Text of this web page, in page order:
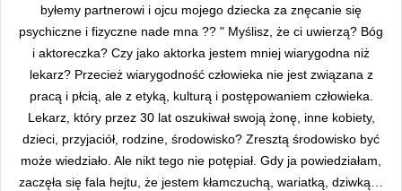
byłemy partnerowi i ojcu mojego dziecka za znęcanie się
psychiczne i fizyczne nade mna ?? " Myślisz, że ci uwierzą? Bóg
i aktoreczka? Czy jako aktorka jestem mniej wiarygodna niż
lekarz? Przecież wiarygodność człowieka nie jest związana z
pracą i płcią, ale z etyką, kulturą i postępowaniem człowieka.
Lekarz, który przez 30 lat oszukiwał swoją żonę, inne kobiety,
dzieci, przyjaciół, rodzine, środowisko? Zresztą środowisko być
może wiedziało. Ale nikt tego nie potępiał. Gdy ja powiedziałam,
zaczęła się fala hejtu, że jestem kłamczuchą, wariatką, dziwką…